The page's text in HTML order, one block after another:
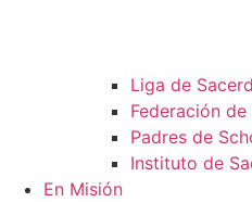
Liga de
Federación
Padres de
Instituto de
En Misión